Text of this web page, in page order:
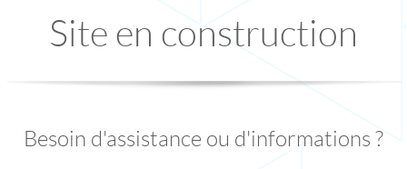
Site en construction
Besoin d'assistance ou d'informations ?